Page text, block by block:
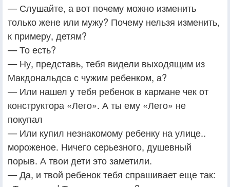
— Слушайте, а вот почему можно изменить
только жене или мужу? Почему нельзя изменить,
к примеру, детям?
— То есть?
— Ну, представь, тебя видели выходящим из
Макдональдса с чужим ребенком, а?
— Или нашел у тебя ребенок в кармане чек от
конструктора «Лего». А ты ему «Лего» не
покупал
— Или купил незнакомому ребенку на улице..
мороженое. Ничего серьезного, душевный
порыв. А твои дети это заметили.
— Да, и твой ребенок тебя спрашивает еще так: